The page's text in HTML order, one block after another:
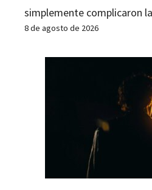
simplemente complicaron
8 de agosto de 2026